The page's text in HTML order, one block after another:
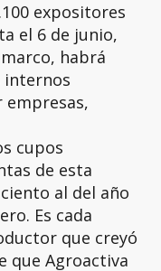
expositores
el 6 de junio,
habrá
internos
cupos
de esta
al del año
Es cada
que creyó
que Agroactiva